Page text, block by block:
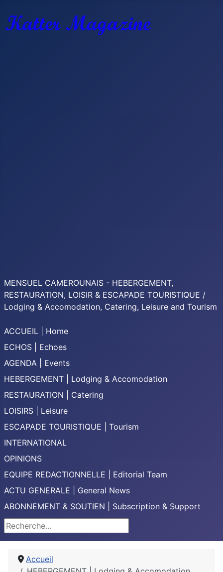
MENSUEL CAMEROUNAIS - HEBERGEMENT,
RESTAURATION, LOISIR & ESCAPADE TOURISTIQUE /
Lodging & Accomodation, Catering, Leisure and Tourism
ACCUEIL | Home
ECHOS | Echoes
AGENDA | Events
HEBERGEMENT | Lodging & Accomodation
RESTAURATION | Catering
LOISIRS | Leisure
ESCAPADE TOURISTIQUE | Tourism
INTERNATIONAL
OPINIONS
EQUIPE REDACTIONNELLE | Editorial Team
ACTU GENERALE | General News
ABONNEMENT & SOUTIEN | Subscription & Support
Rechercher
Accueil